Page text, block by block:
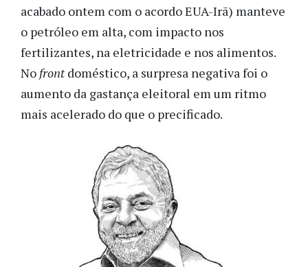
acabado ontem com o acordo EUA-Irã) manteve
o petróleo em alta, com impacto nos
fertilizantes, na eletricidade e nos alimentos.
No frontdoméstico, a surpresa negativa foi o
aumento da gastança eleitoral em um ritmo
mais acelerado do que o precificado.